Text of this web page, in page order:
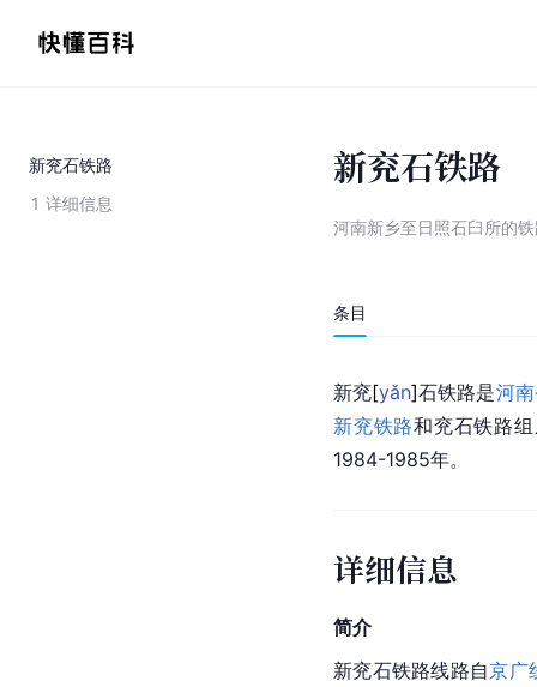
新兖石铁路
1 详细信息
新兖石铁路
河南新乡至日照石臼所的
条目
新兖[yǎn]石铁路是河
新兖铁路和兖石铁路
1984-1985年。
详细信息
简介
新兖石铁路线路自京广